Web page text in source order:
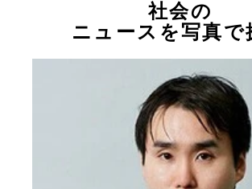
社会の
ニュースを写真で